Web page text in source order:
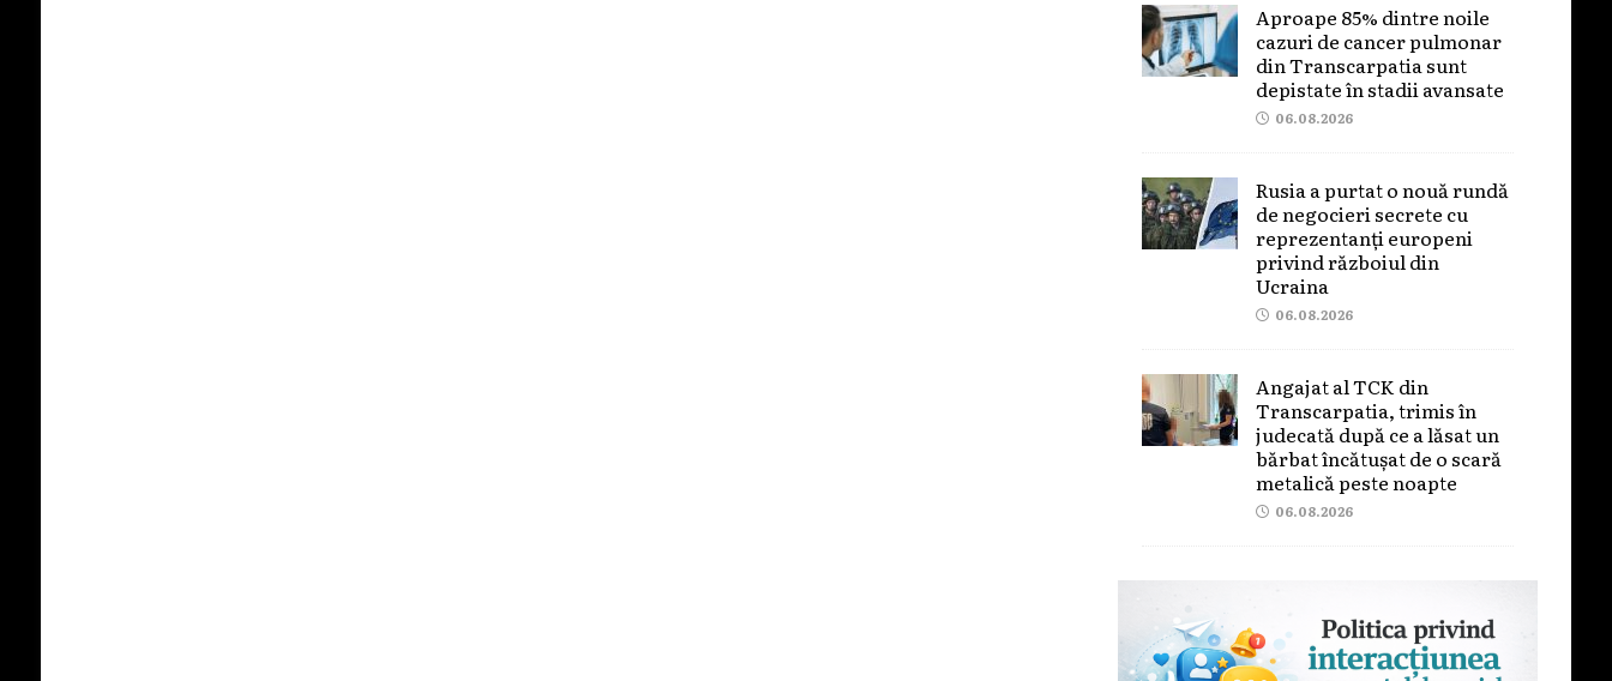
Aproape 85% dintre noile
cazuri de cancer pulmonar
din Transcarpatia sunt
depistate în stadii avansate
06.08.2026
Rusia a purtat o nouă rundă
de negocieri secrete cu
reprezentanți europeni
privind războiul din
Ucraina
06.08.2026
Angajat al TCK din
Transcarpatia, trimis în
judecată după ce a lăsat un
bărbat încătușat de o scară
metalică peste noapte
06.08.2026